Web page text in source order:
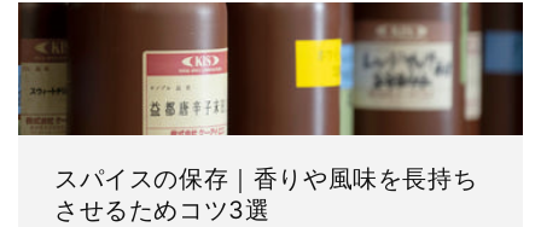
スパイスの保存｜香りや風味を長持ち
させるためコツ3選